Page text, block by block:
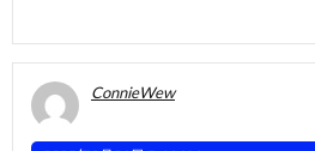
ConnieWew